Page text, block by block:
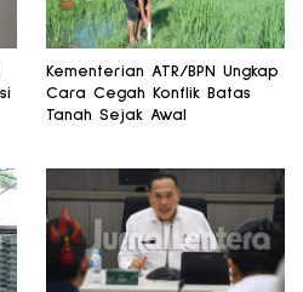
Kementerian ATR/BPN Ungkap
Cara Cegah Konflik Batas
Tanah Sejak Awal